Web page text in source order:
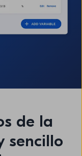
de la
sencillo